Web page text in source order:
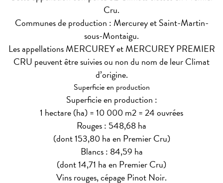
Cru.
Communes de production : Mercurey et Saint-Martin-
sous-Montaigu.
Les appellations MERCUREY et MERCUREY PREMIER
CRU peuvent être suivies ou non du nom de leur Climat
d’origine.
Superficie en production
Superficie en production :
1 hectare (ha) = 10 000 m2 = 24 ouvrées
Rouges : 548,68 ha
(dont 153,80 ha en Premier Cru)
Blancs : 84,59 ha
(dont 14,71 ha en Premier Cru)
Vins rouges, cépage Pinot Noir.